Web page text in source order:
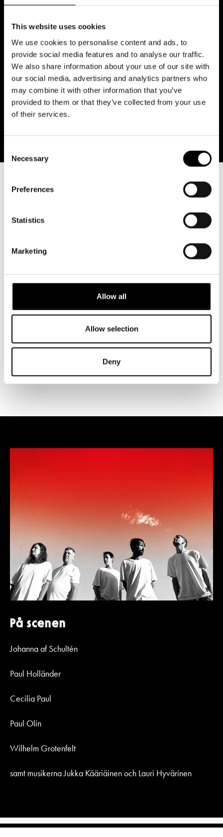
This website uses cookies
We use cookies to personalise content and ads, to
provide social media features and to analyse our traffic.
We also share information about your use of our site with
our social media, advertising and analytics partners who
may combine it with other information that you’ve
provided to them or that they’ve collected from your use
of their services.
Selection
Necessary
Preferences
Statistics
Marketing
Allow all
Allow selection
Deny
24 25 26
31
Konstnärlig planering
Blomqvist
Regi, dramaturgi och
Kompositör
Henrik Miettinen
På scenen
Johanna af Schultén
Paul Holländer
Cecilia Paul
Paul Olin
Wilhelm Grotenfelt
samt musikerna Jukka Kääriäinen och Lauri Hyvärinen